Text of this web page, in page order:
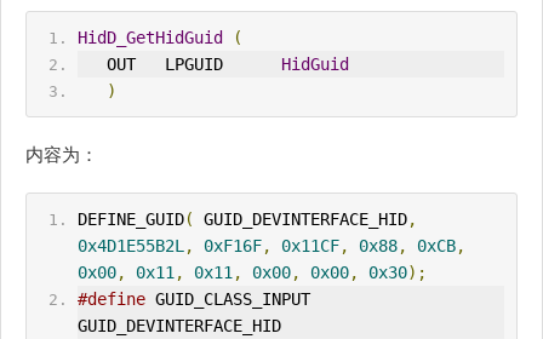
HidD_GetHidGuid
(
OUT
   LPGUID
HidGuid
)
内容为：
DEFINE_GUID( GUID_DEVINTERFACE_ HID,
0x4D1E55B2L , 0xF16F, 0x11CF, 0x88, 0xCB,
0x00, 0x11 , 0x11 , 0x00, 0x00, 0x30);
#define GUID_CLASS_ INPUT
GUID_DEVINTERFACE_ HID